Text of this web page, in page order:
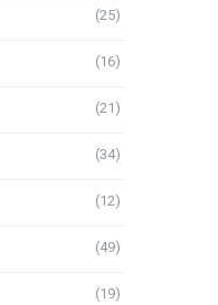
(25)
(16)
(21)
(34)
(12)
(49)
(19)